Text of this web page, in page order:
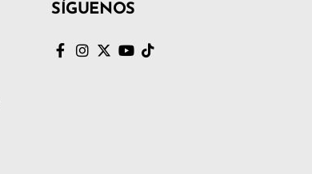
SÍGUENOS